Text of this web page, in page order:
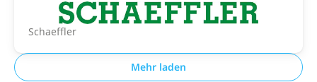
Schaeffler
Mehr laden